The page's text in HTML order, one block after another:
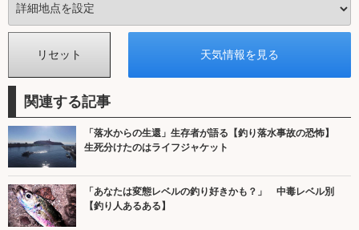
関連する記事
「落水からの生還」生存者が語る【釣り落水事故の恐怖】
生死分けたのはライフジャケット
「あなたは変態レベルの釣り好きかも？」 中毒レベル別
【釣り人あるある】